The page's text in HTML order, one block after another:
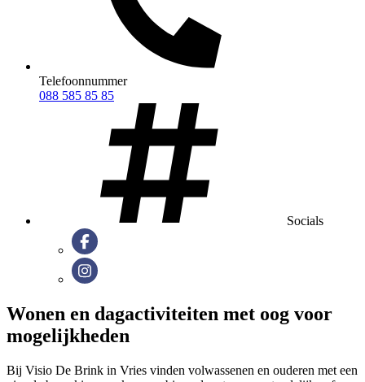
Telefoonnummer
088 585 85 85
Socials
Wonen en dagactiviteiten met oog voor
mogelijkheden
Bij Visio De Brink in Vries vinden volwassenen en ouderen met een